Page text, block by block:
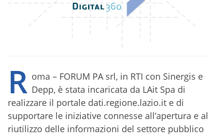
R oma – FORUM PA srl, in RTI con Sinergis e
Depp, è stata incaricata da LAit Spa di
realizzare il portale dati.regione.lazio.it e di
supportare le iniziative connesse all’apertura e al
riutilizzo delle informazioni del settore pubblico